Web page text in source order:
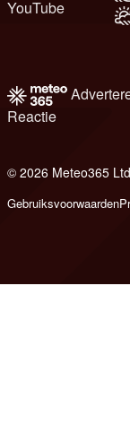
YouTube
Reactie
© 2026 Meteo365
Gebruiksvoorwaarden